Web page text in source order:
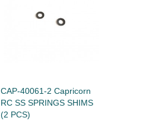
CAP-40061-2 Capricorn
RC SS SPRINGS SHIMS
(2 PCS)